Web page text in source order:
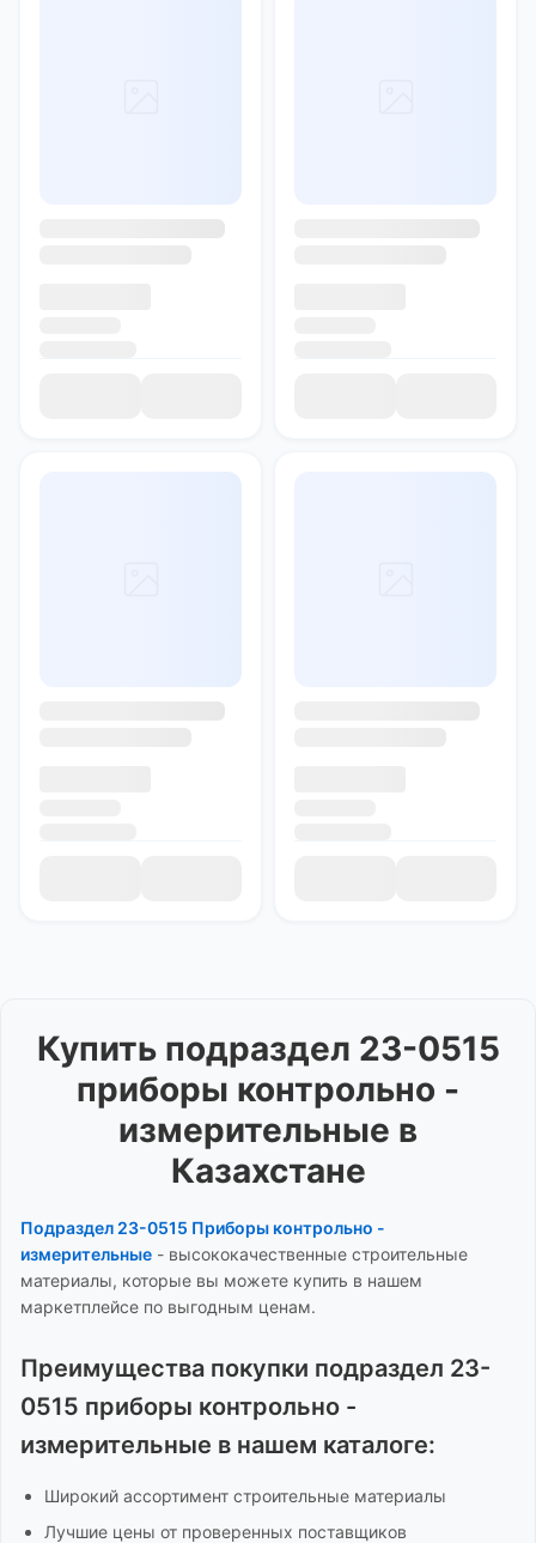
Купить подраздел 23-0515
приборы контрольно -
измерительные в
Казахстане
Подраздел 23-0515 Приборы контрольно -
измерительные - высококачественные строительные
материалы, которые вы можете купить в нашем
маркетплейсе по выгодным ценам.
Преимущества покупки подраздел 23-
0515 приборы контрольно -
измерительные в нашем каталоге:
Широкий ассортимент строительные материалы
Лучшие цены от проверенных поставщиков